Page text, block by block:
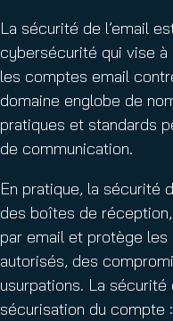
La sécurité de l’email
cybersécurité qui vise
les comptes email
domaine englobe de
pratiques et standards
de communication.
En pratique, la sécurité
des boîtes de
par email et protège
autorisés, des
usurpations. La sécurité
sécurisation du compte